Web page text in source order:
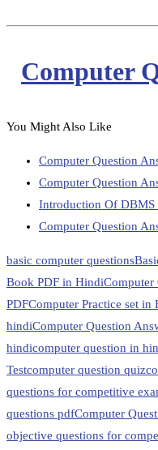
Computer
You Might Also Like
Computer Question
Computer Question
Introduction Of
Computer Question
basic computer questions
Book PDF in HindiComputer
PDFComputer Practice set in
hindiComputer Question
hindicomputer question in
Testcomputer question quiz
questions for competitive
questions pdfComputer
objective questions for